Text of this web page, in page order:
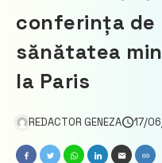
conferința de
sănătatea
la Paris
REDACTOR GENEZA 17/